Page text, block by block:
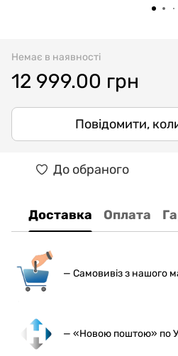
Немає в наявності
12 999.00 грн
Повідомити,
До обраного
Доставка Оплата
— Самовивіз з нашого
— «Новою поштою» по